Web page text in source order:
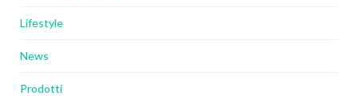
Lifestyle
News
Prodotti